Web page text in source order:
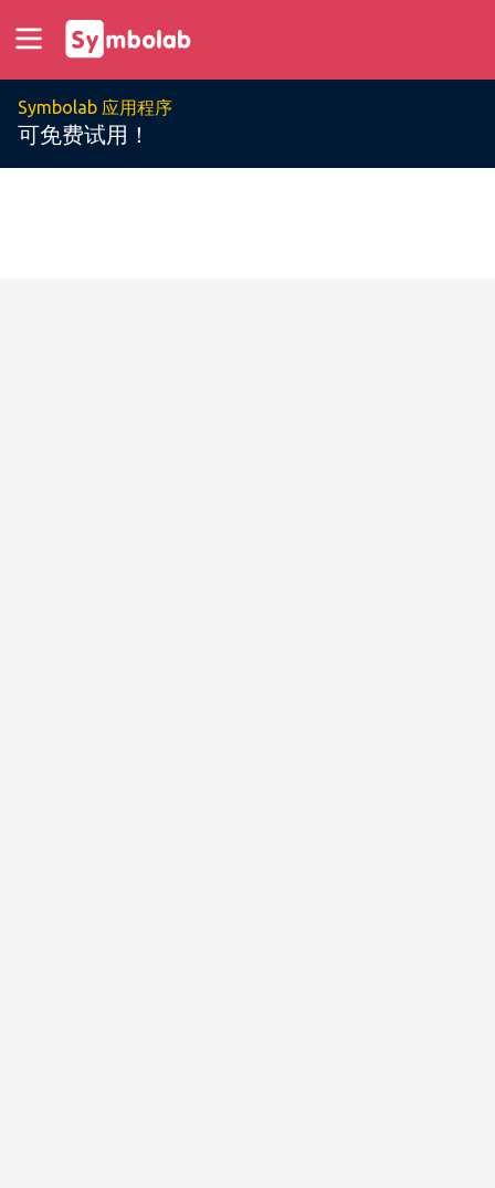
Symbolab 应用程序
可免费试用！